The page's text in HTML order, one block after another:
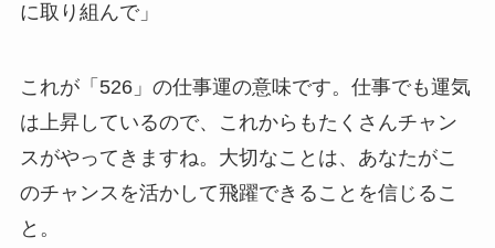
に取り組んで」
これが「526」の仕事運の意味です。仕事でも運気
は上昇しているので、これからもたくさんチャン
スがやってきますね。大切なことは、あなたがこ
のチャンスを活かして飛躍できることを信じるこ
と。